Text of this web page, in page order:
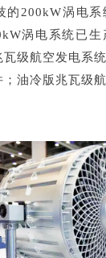
的200kW涡电
涡电系统已
级航空发电系
油冷版兆瓦级